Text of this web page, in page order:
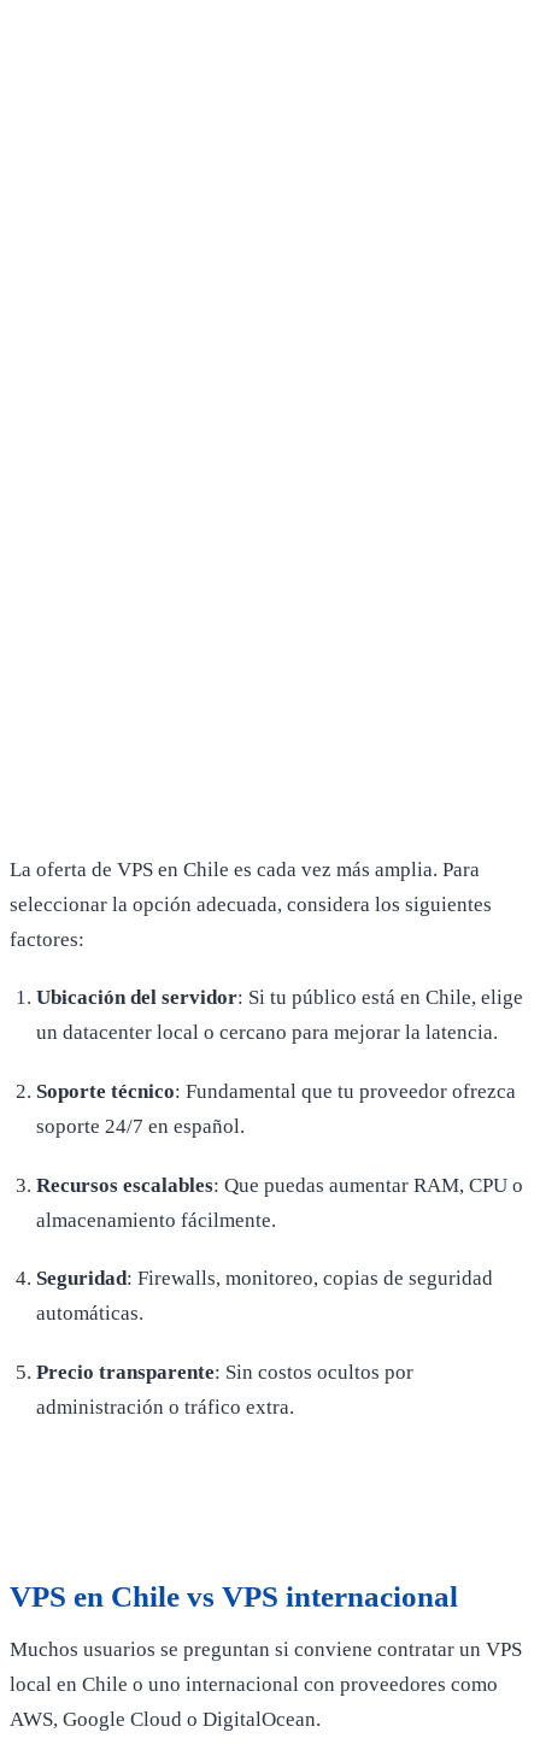
La oferta de VPS en Chile es cada vez más amplia. Para
seleccionar la opción adecuada, considera los siguientes
factores:
Ubicación del servidor: Si tu público está en Chile, elige
un datacenter local o cercano para mejorar la latencia.
Soporte técnico: Fundamental que tu proveedor ofrezca
soporte 24/7 en español.
Recursos escalables: Que puedas aumentar RAM, CPU o
almacenamiento fácilmente.
Seguridad: Firewalls, monitoreo, copias de seguridad
automáticas.
Precio transparente: Sin costos ocultos por
administración o tráfico extra.
VPS en Chile vs VPS internacional
Muchos usuarios se preguntan si conviene contratar un VPS
local en Chile o uno internacional con proveedores como
AWS, Google Cloud o DigitalOcean.